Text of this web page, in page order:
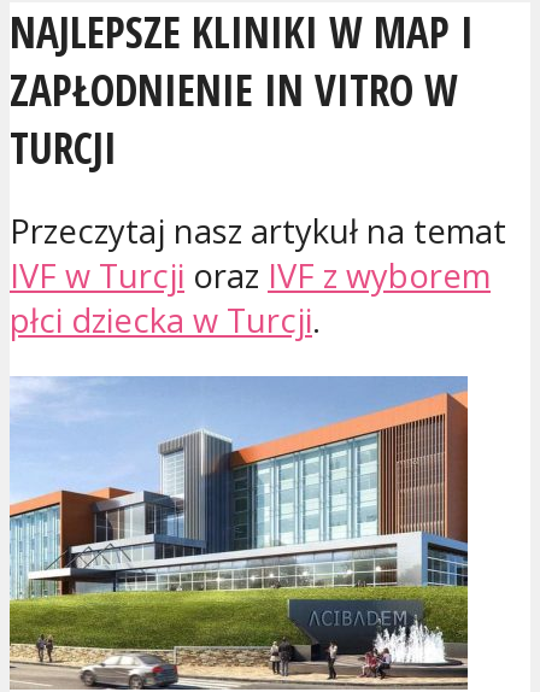
NAJLEPSZE KLINIKI W MAP I
ZAPŁODNIENIE IN VITRO W
TURCJI
Przeczytaj nasz artykuł na temat
IVF w Turcji oraz IVF z wyborem
płci dziecka w Turcji.